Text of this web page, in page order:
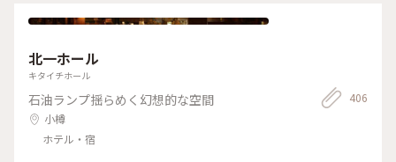
北一ホール
キタイチホール
石油ランプ揺らめく幻想的な空間
小樽
ホテル・宿
406